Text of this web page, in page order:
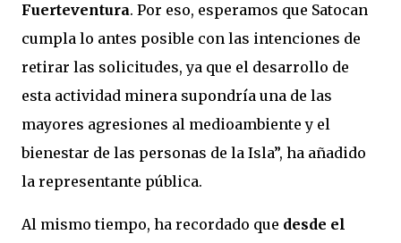
Fuerteventura. Por eso, esperamos que Satocan
cumpla lo antes posible con las intenciones de
retirar las solicitudes, ya que el desarrollo de
esta actividad minera supondría una de las
mayores agresiones al medioambiente y el
bienestar de las personas de la Isla”, ha añadido
la representante pública.
Al mismo tiempo, ha recordado que desde el